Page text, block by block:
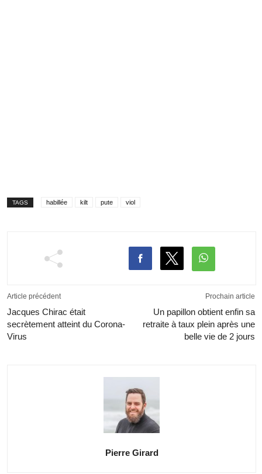
TAGS habillée kilt pute viol
Article précédent
Jacques Chirac était
secrètement atteint du Corona-
Virus
Prochain article
Un papillon obtient enfin sa
retraite à taux plein après une
belle vie de 2 jours
Pierre Girard